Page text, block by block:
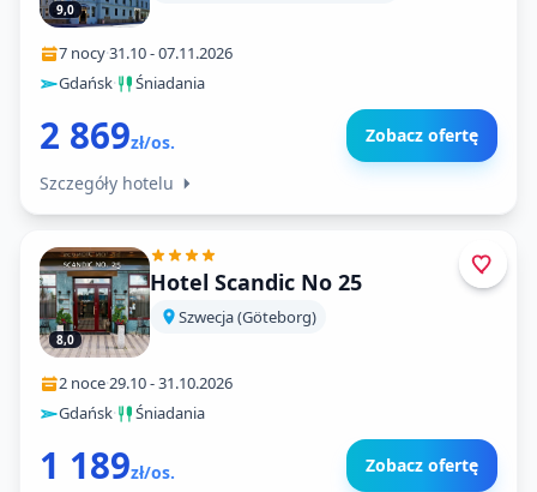
9,0
7 nocy·31.10-07.11.2026
Gdańsk· Śniadania
2 869zł/os. Zobacz ofertę
Szczegóły hotelu
8,0
Hotel Scandic No 25
Szwecja (Göteborg)
2 noce·29.10-31.10.2026
Gdańsk· Śniadania
1 189zł/os. Zobacz ofertę